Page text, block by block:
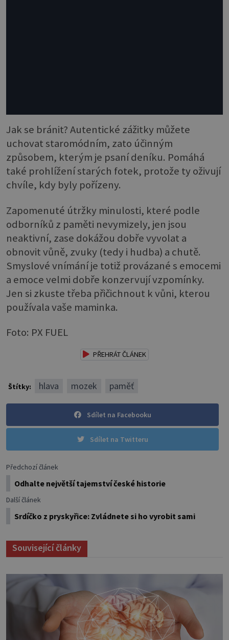
Jak se bránit? Autentické zážitky můžete
uchovat staromódním, zato účinným
způsobem, kterým je psaní deníku. Pomáhá
také prohlížení starých fotek, protože ty oživují
chvíle, kdy byly pořízeny.
Zapomenuté útržky minulosti, které podle
odborníků z paměti nevymizely, jen jsou
neaktivní, zase dokážou dobře vyvolat a
obnovit vůně, zvuky (tedy i hudba) a chutě.
Smyslové vnímání je totiž provázané s emocemi
a emoce velmi dobře konzervují vzpomínky.
Jen si zkuste třeba přičichnout k vůni, kterou
používala vaše maminka.
Foto: PX FUEL
PŘEHRÁT ČLÁNEK
Štítky: hlava mozek paměť
Sdílet na Facebooku
Sdílet na Twitteru
Předchozí článek
Odhalte největší tajemství české historie
Další článek
Srdíčko z pryskyřice: Zvládnete si ho vyrobit sami
Související články